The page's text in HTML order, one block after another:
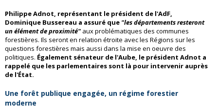
Philippe Adnot, représentant le président de l'AdF,
Dominique Bussereau a assuré que "les départements resteront
un élément de proximité" aux problématiques des communes
forestières. Ils seront en relation étroite avec les Régions sur les
questions forestières mais aussi dans la mise en oeuvre des
politiques. Également sénateur de l'Aube, le président Adnot a
rappelé que les parlementaires sont là pour intervenir auprès
de l'État.
Une forêt publique engagée, un régime forestier
moderne